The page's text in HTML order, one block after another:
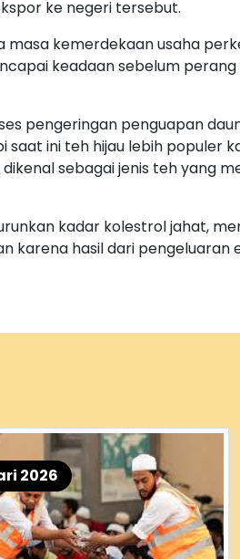
ke negeri tersebut.
kemerdekaan usaha
keadaan sebelum
pengeringan penguapan
ini teh hijau lebih populer
sebagai jenis teh yang
kadar kolestrol jahat,
karena hasil dari pengeluaran
2026